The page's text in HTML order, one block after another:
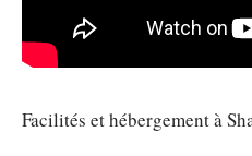
Facilités et hébergement à